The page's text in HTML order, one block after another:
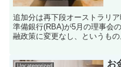
追加分は再下段オーストラリ
準備銀行(RBA)が5月の理事会
融政策に変更なし、というも
Uncategorized
お